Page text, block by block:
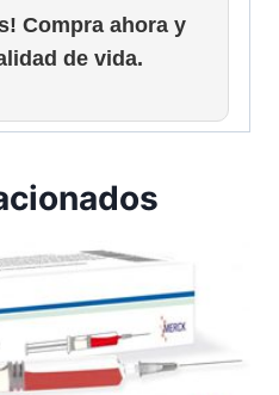
Compra ahora y
de vida.